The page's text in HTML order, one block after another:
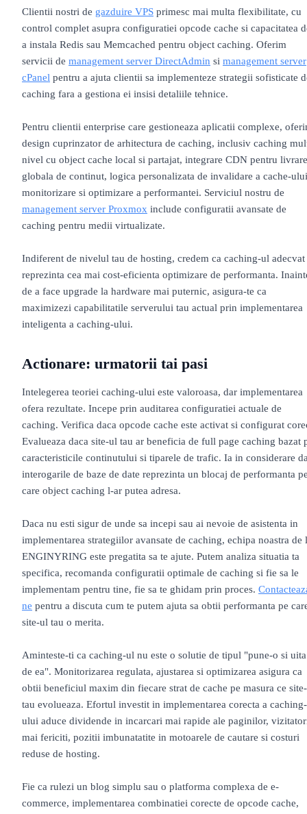
Clientii nostri de gazduire VPS primesc mai multa flexibilitate, cu
control complet asupra configuratiei opcode cache si capacitatea
a instala Redis sau Memcached pentru object caching. Oferim
servicii de management server DirectAdmin si management server
cPanel pentru a ajuta clientii sa implementeze strategii sofisticate
caching fara a gestiona ei insisi detaliile tehnice.
Pentru clientii enterprise care gestioneaza aplicatii complexe,
design cuprinzator de arhitectura de caching, inclusiv caching
nivel cu object cache local si partajat, integrare CDN pentru livrare
globala de continut, logica personalizata de invalidare a cache-
monitorizare si optimizare a performantei. Serviciul nostru de
management server Proxmox include configuratii avansate de
caching pentru medii virtualizate.
Indiferent de nivelul tau de hosting, credem ca caching-ul adecvat
reprezinta cea mai cost-eficienta optimizare de performanta.
de a face upgrade la hardware mai puternic, asigura-te ca
maximizezi capabilitatile serverului tau actual prin implementarea
inteligenta a caching-ului.
Actionare: urmatorii tai pasi
Intelegerea teoriei caching-ului este valoroasa, dar implementarea
ofera rezultate. Incepe prin auditarea configuratiei actuale de
caching. Verifica daca opcode cache este activat si configurat
Evalueaza daca site-ul tau ar beneficia de full page caching bazat
caracteristicile continutului si tiparele de trafic. Ia in considerare
interogarile de baze de date reprezinta un blocaj de performanta
care object caching l-ar putea adresa.
Daca nu esti sigur de unde sa incepi sau ai nevoie de asistenta in
implementarea strategiilor avansate de caching, echipa noastra de
ENGINYRING este pregatita sa te ajute. Putem analiza situatia ta
specifica, recomanda configuratii optimale de caching si fie sa le
implementam pentru tine, fie sa te ghidam prin proces.
ne pentru a discuta cum te putem ajuta sa obtii performanta pe
site-ul tau o merita.
Aminteste-ti ca caching-ul nu este o solutie de tipul "pune-o si uita
de ea". Monitorizarea regulata, ajustarea si optimizarea asigura ca
obtii beneficiul maxim din fiecare strat de cache pe masura ce
tau evolueaza. Efortul investit in implementarea corecta a caching-
ului aduce dividende in incarcari mai rapide ale paginilor,
mai fericiti, pozitii imbunatatite in motoarele de cautare si costuri
reduse de hosting.
Fie ca rulezi un blog simplu sau o platforma complexa de e-
commerce, implementarea combinatiei corecte de opcode cache,